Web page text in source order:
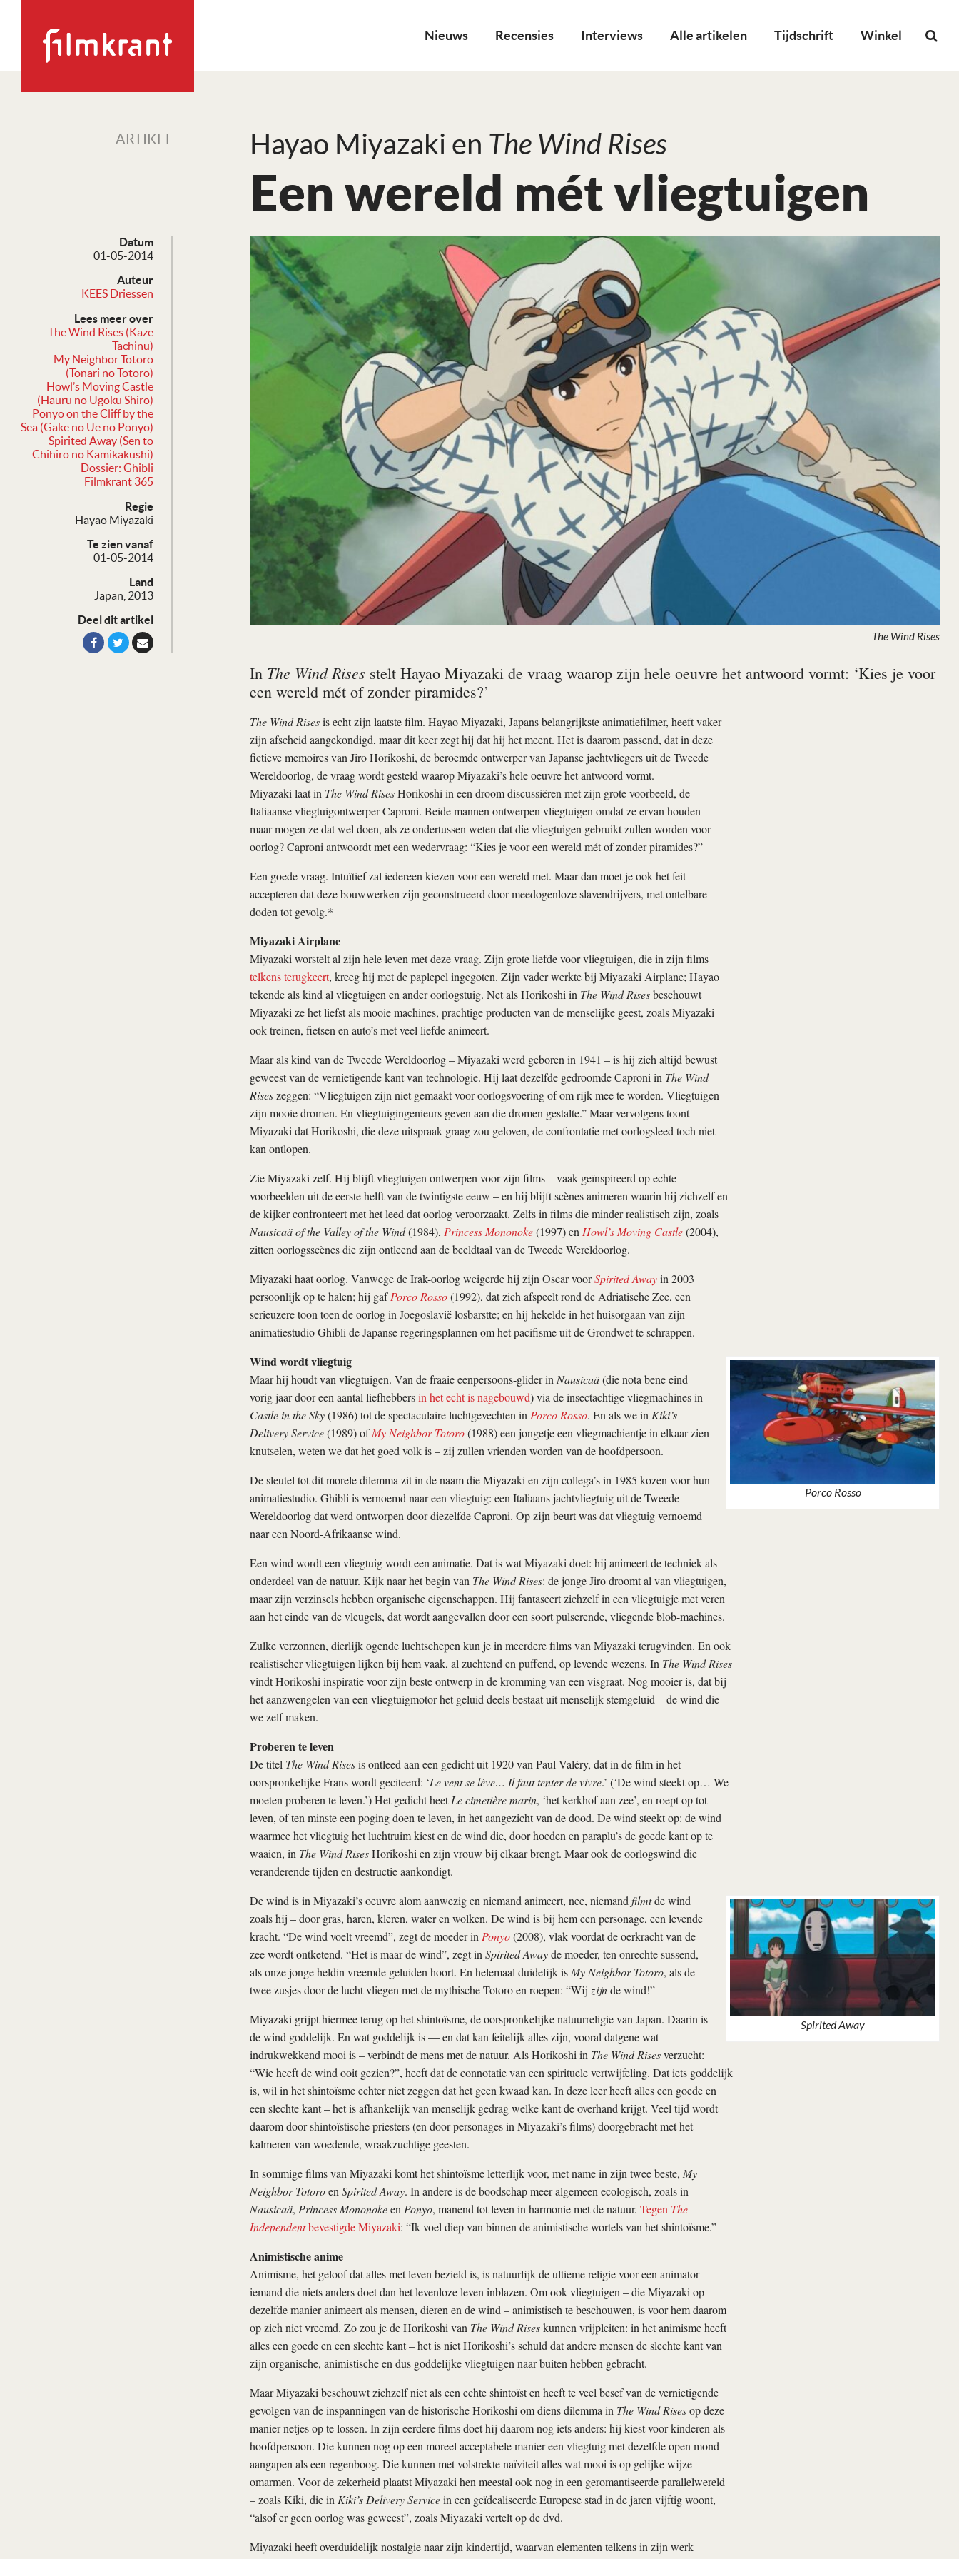
Nieuws Recensies Interviews Alle artikelen Tijdschrift Winkel
ARTIKEL Hayao Miyazaki en The Wind Rises
Een wereld mét vliegtuigen
Datum
01-05-2014
Auteur
KEES Driessen
Lees meer over
The Wind Rises (Kaze
Tachinu)
My Neighbor Totoro
(Tonari no Totoro)
Howl’s Moving Castle
(Hauru no Ugoku Shiro)
Ponyo on the Cliff by the
Sea (Gake no Ue no Ponyo)
Spirited Away (Sen to
Chihiro no Kamikakushi)
Dossier: Ghibli
Filmkrant 365
Regie
Hayao Miyazaki
Te zien vanaf
01-05-2014
Land
Japan, 2013
Deel dit artikel
The Wind Rises
In The Wind Rises stelt Hayao Miyazaki de vraag waarop zijn hele oeuvre het antwoord vormt: ‘Kies je voor
een wereld mét of zonder piramides?’
The Wind Risesis echt zijn laatste film. Hayao Miyazaki, Japans belangrijkste animatiefilmer, heeft vaker
zijn afscheid aangekondigd, maar dit keer zegt hij dat hij het meent. Het is daarom passend, dat in deze
fictieve memoires van Jiro Horikoshi, de beroemde ontwerper van Japanse jachtvliegers uit de Tweede
Wereldoorlog, de vraag wordt gesteld waarop Miyazaki’s hele oeuvre het antwoord vormt.
Miyazaki laat in The Wind RisesHorikoshi in een droom discussiëren met zijn grote voorbeeld, de
Italiaanse vliegtuigontwerper Caproni. Beide mannen ontwerpen vliegtuigen omdat ze ervan houden –
maar mogen ze dat wel doen, als ze ondertussen weten dat die vliegtuigen gebruikt zullen worden voor
oorlog? Caproni antwoordt met een wedervraag: “Kies je voor een wereld mét of zonder piramides?”
Een goede vraag. Intuïtief zal iedereen kiezen voor een wereld met. Maar dan moet je ook het feit
accepteren dat deze bouwwerken zijn geconstrueerd door meedogenloze slavendrijvers, met ontelbare
doden tot gevolg.*
Miyazaki Airplane
Miyazaki worstelt al zijn hele leven met deze vraag. Zijn grote liefde voor vliegtuigen, die in zijn films
telkens terugkeert, kreeg hij met de paplepel ingegoten. Zijn vader werkte bij Miyazaki Airplane; Hayao
tekende als kind al vliegtuigen en ander oorlogstuig. Net als Horikoshi in The Wind Risesbeschouwt
Miyazaki ze het liefst als mooie machines, prachtige producten van de menselijke geest, zoals Miyazaki
ook treinen, fietsen en auto’s met veel liefde animeert.
Maar als kind van de Tweede Wereldoorlog – Miyazaki werd geboren in 1941 – is hij zich altijd bewust
geweest van de vernietigende kant van technologie. Hij laat dezelfde gedroomde Caproni in The Wind
Riseszeggen: “Vliegtuigen zijn niet gemaakt voor oorlogsvoering of om rijk mee te worden. Vliegtuigen
zijn mooie dromen. En vliegtuigingenieurs geven aan die dromen gestalte.” Maar vervolgens toont
Miyazaki dat Horikoshi, die deze uitspraak graag zou geloven, de confrontatie met oorlogsleed toch niet
kan ontlopen.
Zie Miyazaki zelf. Hij blijft vliegtuigen ontwerpen voor zijn films – vaak geïnspireerd op echte
voorbeelden uit de eerste helft van de twintigste eeuw – en hij blijft scènes animeren waarin hij zichzelf en
de kijker confronteert met het leed dat oorlog veroorzaakt. Zelfs in films die minder realistisch zijn, zoals
Nausicaä of the Valley of the Wind(1984), Princess Mononoke(1997) en Howl’s Moving Castle(2004),
zitten oorlogsscènes die zijn ontleend aan de beeldtaal van de Tweede Wereldoorlog.
Miyazaki haat oorlog. Vanwege de Irak-oorlog weigerde hij zijn Oscar voorSpirited Awayin 2003
persoonlijk op te halen; hij gafPorco Rosso(1992), dat zich afspeelt rond de Adriatische Zee, een
serieuzere toon toen de oorlog in Joegoslavië losbarstte; en hij hekelde in het huisorgaan van zijn
animatiestudio Ghibli de Japanse regeringsplannen om het pacifisme uit de Grondwet te schrappen.
Porco Rosso
Wind wordt vliegtuig
Maar hij houdt van vliegtuigen. Van de fraaie eenpersoons-glider in Nausicaä(die nota bene eind
vorig jaar door een aantal liefhebbersin het echt is nagebouwd) via de insectachtige vliegmachines in
Castle in the Sky(1986) tot de spectaculaire luchtgevechten in Porco Rosso. En als we in Kiki’s
Delivery Service(1989) ofMy Neighbor Totoro(1988) een jongetje een vliegmachientje in elkaar zien
knutselen, weten we dat het goed volk is – zij zullen vrienden worden van de hoofdpersoon.
De sleutel tot dit morele dilemma zit in de naam die Miyazaki en zijn collega’s in 1985 kozen voor hun
animatiestudio. Ghibli is vernoemd naar een vliegtuig: een Italiaans jachtvliegtuig uit de Tweede
Wereldoorlog dat werd ontworpen door diezelfde Caproni. Op zijn beurt was dat vliegtuig vernoemd
naar een Noord-Afrikaanse wind.
Een wind wordt een vliegtuig wordt een animatie. Dat is wat Miyazaki doet: hij animeert de techniek als
onderdeel van de natuur. Kijk naar het begin van The Wind Rises: de jonge Jiro droomt al van vliegtuigen,
maar zijn verzinsels hebben organische eigenschappen. Hij fantaseert zichzelf in een vliegtuigje met veren
aan het einde van de vleugels, dat wordt aangevallen door een soort pulserende, vliegende blob-machines.
Zulke verzonnen, dierlijk ogende luchtschepen kun je in meerdere films van Miyazaki terugvinden. En ook
realistischer vliegtuigen lijken bij hem vaak, al zuchtend en puffend, op levende wezens. In The Wind Rises
vindt Horikoshi inspiratie voor zijn beste ontwerp in de kromming van een visgraat. Nog mooier is, dat bij
het aanzwengelen van een vliegtuigmotor het geluid deels bestaat uit menselijk stemgeluid – de wind die
we zelf maken.
Proberen te leven
De titel The Wind Risesis ontleed aan een gedicht uit 1920 van Paul Valéry, dat in de film in het
oorspronkelijke Frans wordt geciteerd: ‘Le vent se lève… Il faut tenter de vivre.’ (‘De wind steekt op… We
moeten proberen te leven.’) Het gedicht heetLe cimetière marin, ‘het kerkhof aan zee’, en roept op tot
leven, of ten minste een poging doen te leven, in het aangezicht van de dood. De wind steekt op: de wind
waarmee het vliegtuig het luchtruim kiest en de wind die, door hoeden en paraplu’s de goede kant op te
waaien, in The Wind RisesHorikoshi en zijn vrouw bij elkaar brengt. Maar ook de oorlogswind die
veranderende tijden en destructie aankondigt.
Spirited Away
De wind is in Miyazaki’s oeuvre alom aanwezig en niemand animeert, nee, niemand filmtde wind
zoals hij – door gras, haren, kleren, water en wolken. De wind is bij hem een personage, een levende
kracht. “De wind voelt vreemd”, zegt de moeder in Ponyo(2008), vlak voordat de oerkracht van de
zee wordt ontketend. “Het is maar de wind”, zegt in Spirited Awayde moeder, ten onrechte sussend,
als onze jonge heldin vreemde geluiden hoort. En helemaal duidelijk is My Neighbor Totoro, als de
twee zusjes door de lucht vliegen met de mythische Totoro en roepen: “Wij zijnde wind!”
Miyazaki grijpt hiermee terug op het shintoïsme, de oorspronkelijke natuurreligie van Japan. Daarin is
de wind goddelijk. En wat goddelijk is — en dat kan feitelijk alles zijn, vooral datgene wat
indrukwekkend mooi is – verbindt de mens met de natuur. Als Horikoshi in The Wind Risesverzucht:
“Wie heeft de wind ooit gezien?”, heeft dat de connotatie van een spirituele vertwijfeling. Dat iets goddelijk
is, wil in het shintoïsme echter niet zeggen dat het geen kwaad kan. In deze leer heeft alles een goede en
een slechte kant – het is afhankelijk van menselijk gedrag welke kant de overhand krijgt. Veel tijd wordt
daarom door shintoïstische priesters (en door personages in Miyazaki’s films) doorgebracht met het
kalmeren van woedende, wraakzuchtige geesten.
In sommige films van Miyazaki komt het shintoïsme letterlijk voor, met name in zijn twee beste, My
Neighbor Totoroen Spirited Away. In andere is de boodschap meer algemeen ecologisch, zoals in
Nausicaä, Princess Mononokeen Ponyo, manend tot leven in harmonie met de natuur. Tegen The
Independentbevestigde Miyazaki: “Ik voel diep van binnen de animistische wortels van het shintoïsme.”
Animistische anime
Animisme, het geloof dat alles met leven bezield is, is natuurlijk de ultieme religie voor een animator –
iemand die niets anders doet dan het levenloze leven inblazen. Om ook vliegtuigen – die Miyazaki op
dezelfde manier animeert als mensen, dieren en de wind – animistisch te beschouwen, is voor hem daarom
op zich niet vreemd. Zo zou je de Horikoshi van The Wind Riseskunnen vrijpleiten: in het animisme heeft
alles een goede en een slechte kant – het is niet Horikoshi’s schuld dat andere mensen de slechte kant van
zijn organische, animistische en dus goddelijke vliegtuigen naar buiten hebben gebracht.
Maar Miyazaki beschouwt zichzelf niet als een echte shintoïst en heeft te veel besef van de vernietigende
gevolgen van de inspanningen van de historische Horikoshi om diens dilemma in The Wind Risesop deze
manier netjes op te lossen. In zijn eerdere films doet hij daarom nog iets anders: hij kiest voor kinderen als
hoofdpersoon. Die kunnen nog op een moreel acceptabele manier een vliegtuig met dezelfde open mond
aangapen als een regenboog. Die kunnen met volstrekte naïviteit alles wat mooi is op gelijke wijze
omarmen. Voor de zekerheid plaatst Miyazaki hen meestal ook nog in een geromantiseerde parallelwereld
– zoals Kiki, die in Kiki’s Delivery Servicein een geïdealiseerde Europese stad in de jaren vijftig woont,
“alsof er geen oorlog was geweest”, zoals Miyazaki vertelt op de dvd.
Miyazaki heeft overduidelijk nostalgie naar zijn kindertijd, waarvan elementen telkens in zijn werk